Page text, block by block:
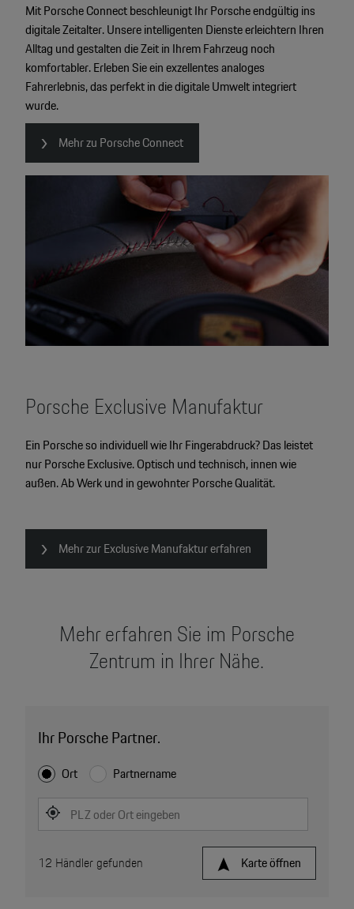
Mit Porsche Connect beschleunigt Ihr Porsche endgültig ins
digitale Zeitalter. Unsere intelligenten Dienste erleichtern Ihren
Alltag und gestalten die Zeit in Ihrem Fahrzeug noch
komfortabler. Erleben Sie ein exzellentes analoges
Fahrerlebnis, das perfekt in die digitale Umwelt integriert
wurde.
Mehr zu Porsche Connect
Porsche Exclusive Manufaktur
Ein Porsche so individuell wie Ihr Fingerabdruck? Das leistet
nur Porsche Exclusive. Optisch und technisch, innen wie
außen. Ab Werk und in gewohnter Porsche Qualität.
Mehr zur Exclusive Manufaktur erfahren
Mehr erfahren Sie im Porsche
Zentrum in Ihrer Nähe.
Ihr Porsche Partner.
Ort Partnername
PLZ oder Ort eingeben
Karte öffnen
12 Händler gefunden